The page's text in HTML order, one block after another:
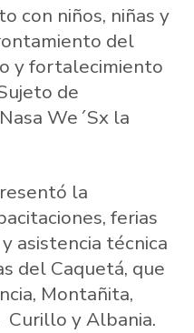
con niños, niñas y
del
y fortalecimiento
de
We´Sx la
la
ferias
asistencia técnica
del Caquetá, que
Montañita,
Curillo y Albania.